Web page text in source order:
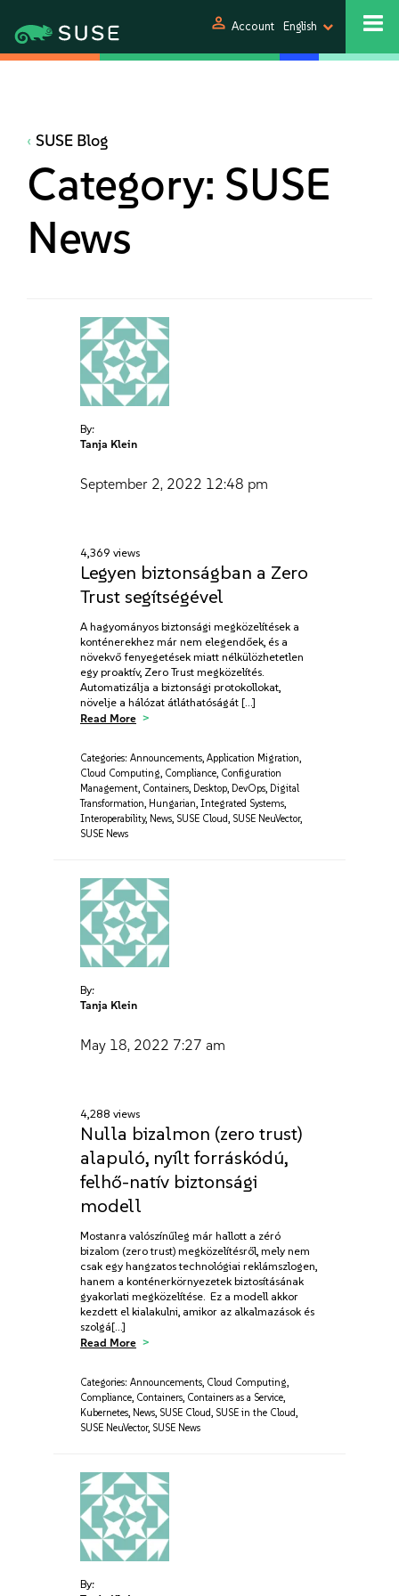
person Account English
SUSE Blog
Category: SUSE
News
By:
Tanja Klein
September 2, 2022 12:48 pm
4,369 views
Legyen biztonságban a Zero
Trust segítségével
A hagyományos biztonsági megközelítések a
konténerekhez már nem elegendőek, és a
növekvő fenyegetések miatt nélkülözhetetlen
egy proaktív, Zero Trust megközelítés.
Automatizálja a biztonsági protokollokat,
növelje a hálózat átláthatóságát […]
Read More
Categories: Announcements, Application Migration,
Cloud Computing, Compliance, Configuration
Management, Containers, Desktop, DevOps, Digital
Transformation, Hungarian, Integrated Systems,
Interoperability, News, SUSE Cloud, SUSE NeuVector,
SUSE News
By:
Tanja Klein
May 18, 2022 7:27 am
4,288 views
Nulla bizalmon (zero trust)
alapuló, nyílt forráskódú,
felhő-natív biztonsági
modell
Mostanra valószínűleg már hallott a zéró
bizalom (zero trust) megközelítésről, mely nem
csak egy hangzatos technológiai reklámszlogen,
hanem a konténerkörnyezetek biztosításának
gyakorlati megközelítése. Ez a modell akkor
kezdett el kialakulni, amikor az alkalmazások és
szolgá[…]
Read More
Categories: Announcements, Cloud Computing,
Compliance, Containers, Containers as a Service,
Kubernetes, News, SUSE Cloud, SUSE in the Cloud,
SUSE NeuVector, SUSE News
By: